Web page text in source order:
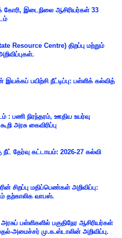
இடைநிலை ஆசிரியர்கள் 33
Resource Centre) திறப்பு மற்றும்
பயிற்சி நீட்டிப்பு: பள்ளிக் கல்வித்
: பணி நிரந்தரம், ஊதிய உயர்வு
அரசு கைவிரிப்பு
நீட் தேர்வு கட்டாயம்: 2026-27 கல்வி
சிறப்பு மதிப்பெண்கள் அறிவிப்பு:
தற்காலிக வாபஸ்.
பள்ளிகளில் பகுதிநேர ஆசிரியர்கள்
அமைச்சர் மு.க.ஸ்டாலின் அறிவிப்பு.